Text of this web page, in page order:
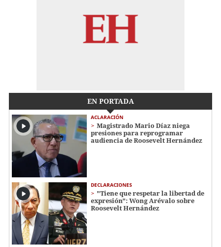
EN PORTADA
ACLARACIÓN
Magistrado Mario Díaz niega
presiones para reprogramar
audiencia de Roosevelt Hernández
DECLARACIONES
"Tiene que respetar la libertad de
expresión": Wong Arévalo sobre
Roosevelt Hernández